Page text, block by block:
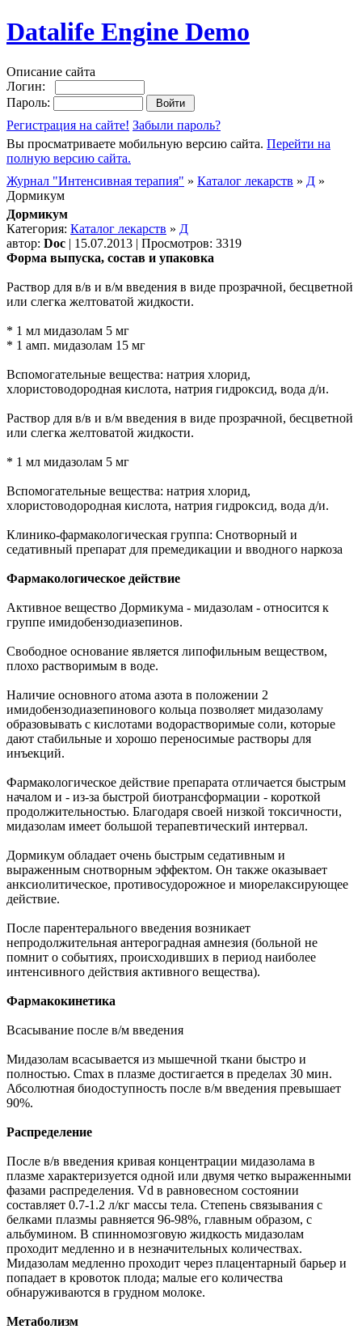
Datalife Engine Demo
Описание сайта
Логин:
Пароль:
Регистрация на сайте! Забыли пароль?
Вы просматриваете мобильную версию сайта. Перейти на
полную версию сайта.
Журнал "Интенсивная терапия" » Каталог лекарств » Д »
Дормикум
Дормикум
Категория: Каталог лекарств » Д
автор: Doc | 15.07.2013 | Просмотров: 3319
Форма выпуска, состав и упаковка
Раствор для в/в и в/м введения в виде прозрачной, бесцветной
или слегка желтоватой жидкости.
* 1 мл мидазолам 5 мг
* 1 амп. мидазолам 15 мг
Вспомогательные вещества: натрия хлорид,
хлористоводородная кислота, натрия гидроксид, вода д/и.
Раствор для в/в и в/м введения в виде прозрачной, бесцветной
или слегка желтоватой жидкости.
* 1 мл мидазолам 5 мг
Вспомогательные вещества: натрия хлорид,
хлористоводородная кислота, натрия гидроксид, вода д/и.
Клинико-фармакологическая группа: Снотворный и
седативный препарат для премедикации и вводного наркоза
Фармакологическое действие
Активное вещество Дормикума - мидазолам - относится к
группе имидобензодиазепинов.
Свободное основание является липофильным веществом,
плохо растворимым в воде.
Наличие основного атома азота в положении 2
имидобензодиазепинового кольца позволяет мидазоламу
образовывать с кислотами водорастворимые соли, которые
дают стабильные и хорошо переносимые растворы для
инъекций.
Фармакологическое действие препарата отличается быстрым
началом и - из-за быстрой биотрансформации - короткой
продолжительностью. Благодаря своей низкой токсичности,
мидазолам имеет большой терапевтический интервал.
Дормикум обладает очень быстрым седативным и
выраженным снотворным эффектом. Он также оказывает
анксиолитическое, противосудорожное и миорелаксирующее
действие.
После парентерального введения возникает
непродолжительная антероградная амнезия (больной не
помнит о событиях, происходивших в период наиболее
интенсивного действия активного вещества).
Фармакокинетика
Всасывание после в/м введения
Мидазолам всасывается из мышечной ткани быстро и
полностью. Cmax в плазме достигается в пределах 30 мин.
Абсолютная биодоступность после в/м введения превышает
90%.
Распределение
После в/в введения кривая концентрации мидазолама в
плазме характеризуется одной или двумя четко выраженными
фазами распределения. Vd в равновесном состоянии
составляет 0.7-1.2 л/кг массы тела. Степень связывания с
белками плазмы равняется 96-98%, главным образом, с
альбумином. В спинномозговую жидкость мидазолам
проходит медленно и в незначительных количествах.
Мидазолам медленно проходит через плацентарный барьер и
попадает в кровоток плода; малые его количества
обнаруживаются в грудном молоке.
Метаболизм